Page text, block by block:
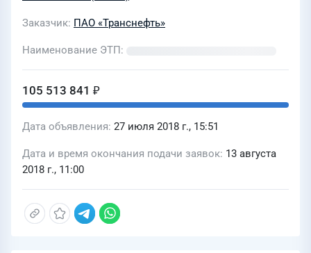
Заказчик ПАО «Транснефть»
Наименование ЭТП
105 513 841 ₽
Дата объявления 27 июля 2018 г., 15:51
Дата и время окончания подачи заявок 13 августа
2018 г., 11:00